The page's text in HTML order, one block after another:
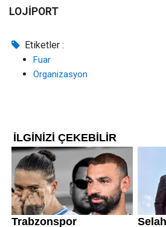
LOJİPORT
Etiketler :
Fuar
Organizasyon